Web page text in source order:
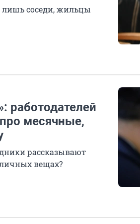
соседи, жильцы
работодателей
месячные,
рассказывают
личных вещах?